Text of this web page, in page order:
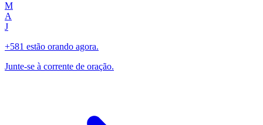
M
A
J
+581 estão orando agora.
Junte-se à corrente de oração.